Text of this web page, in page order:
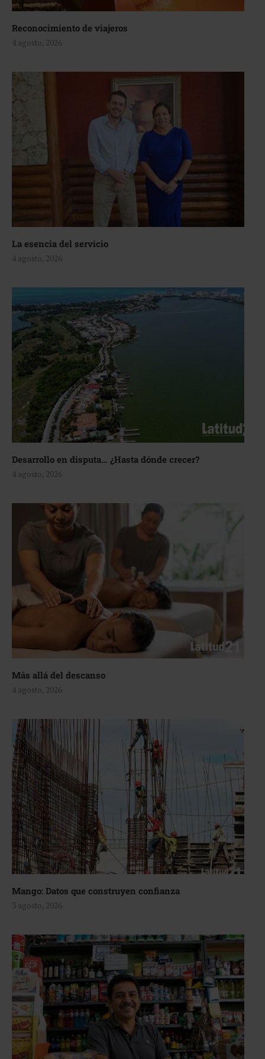
Reconocimiento de viajeros
4 agosto, 2026
La esencia del servicio
4 agosto, 2026
Desarrollo en disputa… ¿Hasta dónde crecer?
4 agosto, 2026
Más allá del descanso
4 agosto, 2026
Mango: Datos que construyen confianza
3 agosto, 2026